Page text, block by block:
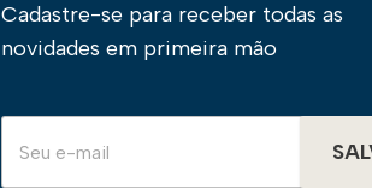
Cadastre-se para receber todas as
novidades em primeira mão